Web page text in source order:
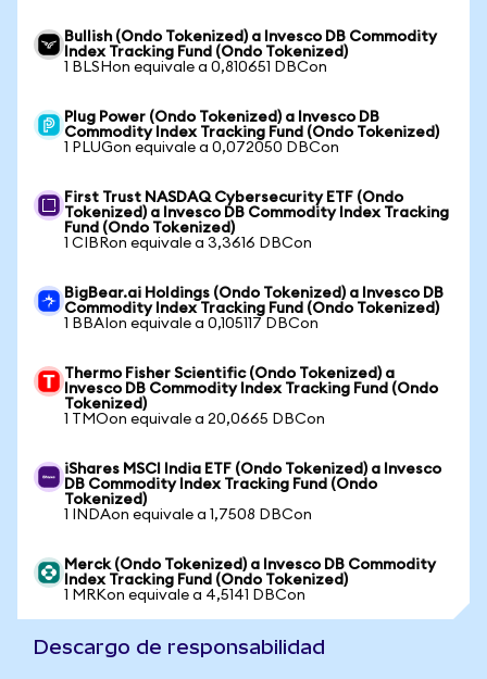
Bullish (Ondo Tokenized) a Invesco DB Commodity
Index Tracking Fund (Ondo Tokenized)
1 BLSHon equivale a 0,810651 DBCon
Plug Power (Ondo Tokenized) a Invesco DB
Commodity Index Tracking Fund (Ondo Tokenized)
1 PLUGon equivale a 0,072050 DBCon
First Trust NASDAQ Cybersecurity ETF (Ondo
Tokenized) a Invesco DB Commodity Index Tracking
Fund (Ondo Tokenized)
1 CIBRon equivale a 3,3616 DBCon
BigBear.ai Holdings (Ondo Tokenized) a Invesco DB
Commodity Index Tracking Fund (Ondo Tokenized)
1 BBAIon equivale a 0,105117 DBCon
Thermo Fisher Scientific (Ondo Tokenized) a
Invesco DB Commodity Index Tracking Fund (Ondo
Tokenized)
1 TMOon equivale a 20,0665 DBCon
iShares MSCI India ETF (Ondo Tokenized) a Invesco
DB Commodity Index Tracking Fund (Ondo
Tokenized)
1 INDAon equivale a 1,7508 DBCon
Merck (Ondo Tokenized) a Invesco DB Commodity
Index Tracking Fund (Ondo Tokenized)
1 MRKon equivale a 4,5141 DBCon
Descargo de responsabilidad